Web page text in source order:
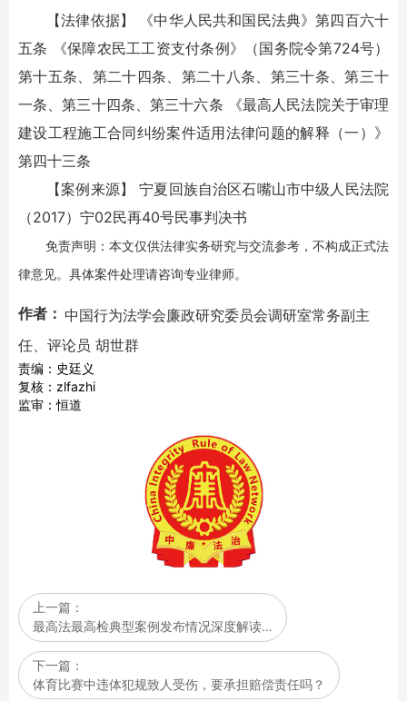
【法律依据】 《中华人民共和国民法典》第四百六十
五条 《保障农民工工资支付条例》（国务院令第724号）
第十五条、第二十四条、第二十八条、第三十条、第三十
一条、第三十四条、第三十六条 《最高人民法院关于审理
建设工程施工合同纠纷案件适用法律问题的解释（一）》
第四十三条
【案例来源】 宁夏回族自治区石嘴山市中级人民法院
（2017）宁02民再40号民事判决书
免责声明：本文仅供法律实务研究与交流参考，不构成正式法
律意见。具体案件处理请咨询专业律师。
作者： 中国行为法学会廉政研究委员会调研室常务副主
任、评论员 胡世群
责编：史廷义
复核：zlfazhi
监审：恒道
上一篇：
最高法最高检典型案例发布情况深度解读…
下一篇：
体育比赛中违体犯规致人受伤，要承担赔偿责任吗？